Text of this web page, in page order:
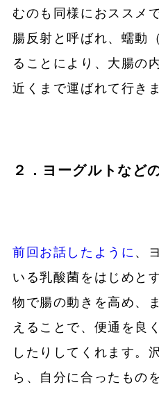
むのも同様におススメ
腸反射と呼ばれ、蠕動
ることにより、大腸の
近くまで運ばれて行き
２．ヨーグルトなど
前回お話したように 、
いる乳酸菌をはじめと
物で腸の動きを高め、
えることで、便通を良
したりしてくれます。
ら、自分に合ったもの